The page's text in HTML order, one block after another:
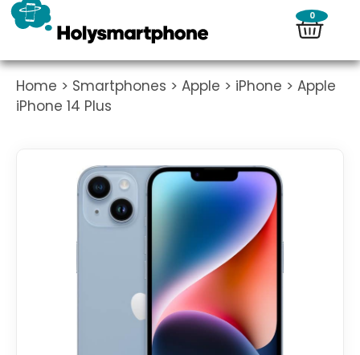
0
Home > Smartphones > Apple > iPhone > Apple
iPhone 14 Plus